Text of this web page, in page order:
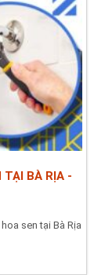
TẠI BÀ RỊA -
sen tại Bà Rịa